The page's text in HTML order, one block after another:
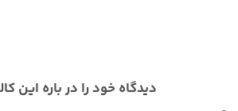
دیدگاه خود را در باره این